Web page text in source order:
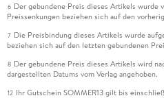
6 Der gebundene Preis dieses Artikels wurde
Preissenkungen beziehen sich auf den
7 Die Preisbindung dieses Artikels wurde
beziehen sich auf den letzten gebundenen
8 Der gebundene Preis dieses Artikels wird
dargestellten Datums vom Verlag angehoben.
12 Ihr Gutschein SOMMER13 gilt bis